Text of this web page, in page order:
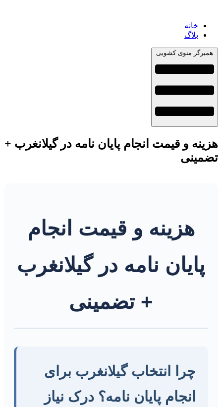
خانه
بلاگ
همبرگر منوی کشویی
هزینه و قیمت انجام پایان نامه در گیلانغرب +
تضمینی
هزینه و قیمت انجام
پایان نامه در گیلانغرب
+ تضمینی
چرا انتخاب گیلانغرب برای
انجام پایان نامه؟ درک نیاز